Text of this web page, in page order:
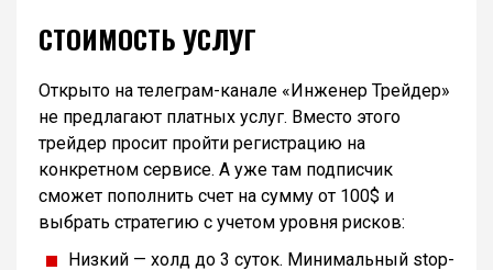
СТОИМОСТЬ УСЛУГ
Открыто на телеграм-канале «Инженер Трейдер»
не предлагают платных услуг. Вместо этого
трейдер просит пройти регистрацию на
конкретном сервисе. А уже там подписчик
сможет пополнить счет на сумму от 100$ и
выбрать стратегию с учетом уровня рисков:
Низкий — холд до 3 суток. Минимальный stop-